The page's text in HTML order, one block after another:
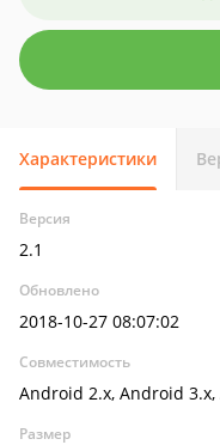
Характеристики
Версия
2.1
Обновлено
2018-10-27 08:07:02
Совместимость
Android 2.x, Android
Размер